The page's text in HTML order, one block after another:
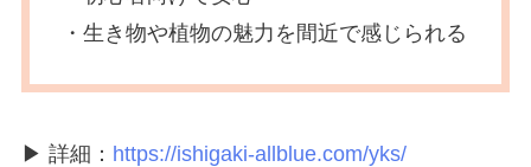
・生き物や植物の魅力を間近で感じられる
▶ 詳細： https://ishigaki-allblue.com/yks/